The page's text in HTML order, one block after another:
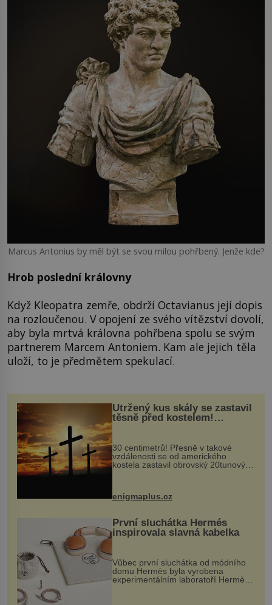
Marcus Antonius by měl být se svou milou pohřbený. Jenže kde?
Hrob poslední královny
Když Kleopatra zemře, obdrží Octavianus její dopis
na rozloučenou. V opojení ze svého vítězství dovolí,
aby byla mrtvá královna pohřbena spolu se svým
partnerem Marcem Antoniem. Kam ale jejich těla
uloží, to je předmětem spekulací.
Utržený kus skály se zastavil
těsně před kostelem!
Ochránila ho boží síla?
30 centimetrů! Přesně v takové
vzdálenosti se od amerického
kostela zastavil obrovský 20tunový
...
enigmaplus.cz
První sluchátka Hermés
inspirovala slavná kabelka
Vůbec první sluchátka od módního
domu Hermès byla vyrobena
experimentálním laboratoří Hermès